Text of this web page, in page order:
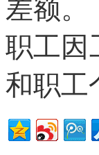
差额。
职工因
和职工